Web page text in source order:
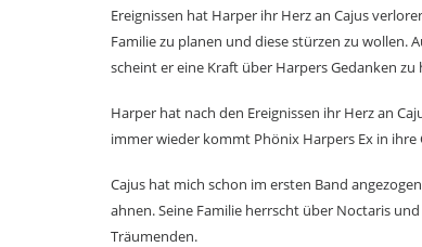
Ereignissen hat Harper ihr Herz an Cajus
Familie zu planen und diese stürzen zu wollen.
scheint er eine Kraft über Harpers Gedanken
Harper hat nach den Ereignissen ihr Herz an
immer wieder kommt Phönix Harpers Ex in
Cajus hat mich schon im ersten Band
ahnen. Seine Familie herrscht über Noctaris
Träumenden.